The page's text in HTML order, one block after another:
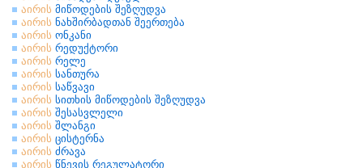
აირის მიწოდების შეზღუდვა
აირის ნახშირბადთან შეერთება
აირის ონკანი
აირის რედუქტორი
აირის რელე
აირის სანთურა
აირის საწვავი
აირის სითხის მიწოდების შეზღუდვა
აირის შესასვლელი
აირის შლანგი
აირის ცისტერნა
აირის ძრავა
აირის წნევის რეგულატორი